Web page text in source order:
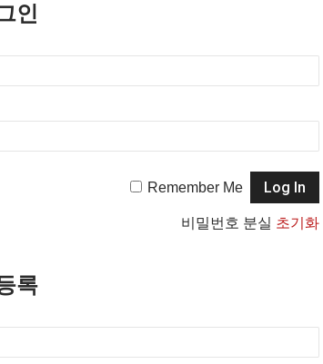
인
Remember Me
비밀번호 분실 초기화
록